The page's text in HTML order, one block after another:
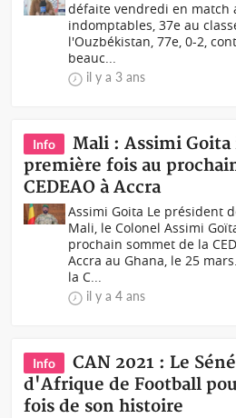
défaite vendredi en match
indomptables, 37e au
l'Ouzbékistan, 77e, 0-2,
beauc...
il y a 3 ans
Info
Mali : Assimi
première fois au
CEDEAO à Accra
Assimi Goita Le président
Mali, le Colonel Assimi
prochain sommet de la
Accra au Ghana, le 25
la C...
il y a 4 ans
Info
CAN 2021 : Le
d'Afrique de Football
fois de son histoire